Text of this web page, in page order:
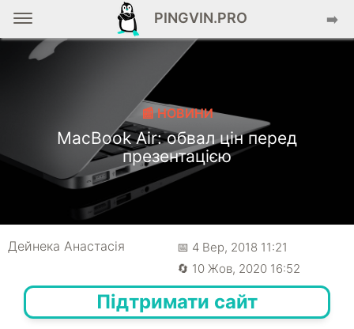
PINGVIN.PRO ➡️
📰 НОВИНИ
MacBook Air: обвал цін перед
презентацією
Дейнека Анастасiя
📅 4 Вер, 2018 11:21
🔄 10 Жов, 2020 16:52
Підтримати сайт